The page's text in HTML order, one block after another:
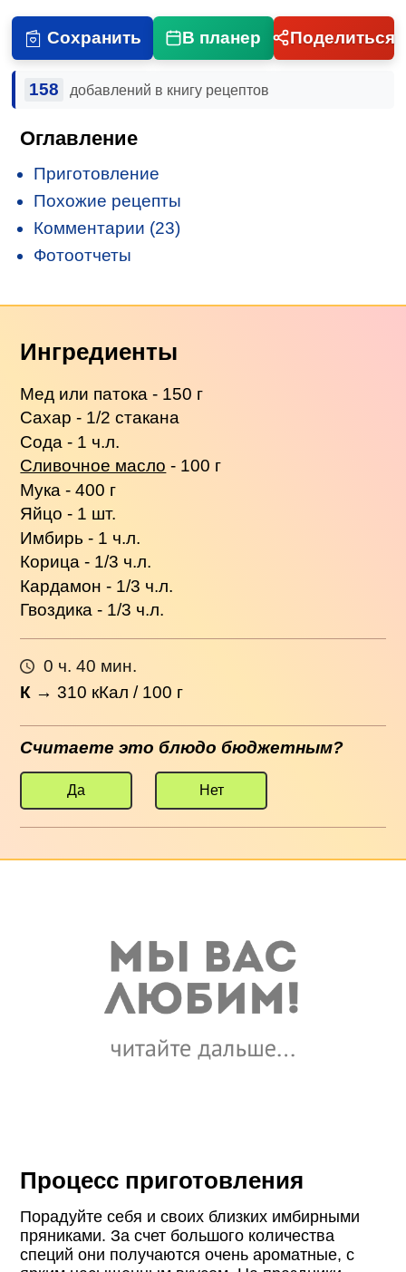
Сохранить В планер Поделиться
158 добавлений в книгу рецептов
Оглавление
Приготовление
Похожие рецепты
Комментарии (23)
Фотоотчеты
Ингредиенты
Мед или патока - 150 г
Сахар - 1/2 стакана
Сода - 1 ч.л.
Сливочное масло - 100 г
Мука - 400 г
Яйцо - 1 шт.
Имбирь - 1 ч.л.
Корица - 1/3 ч.л.
Кардамон - 1/3 ч.л.
Гвоздика - 1/3 ч.л.
0 ч. 40 мин.
К →310 кКал / 100 г
Считаете это блюдо бюджетным?
Да Нет
Процесс приготовления
Порадуйте себя и своих близких имбирными
пряниками. За счет большого количества
специй они получаются очень ароматные, с